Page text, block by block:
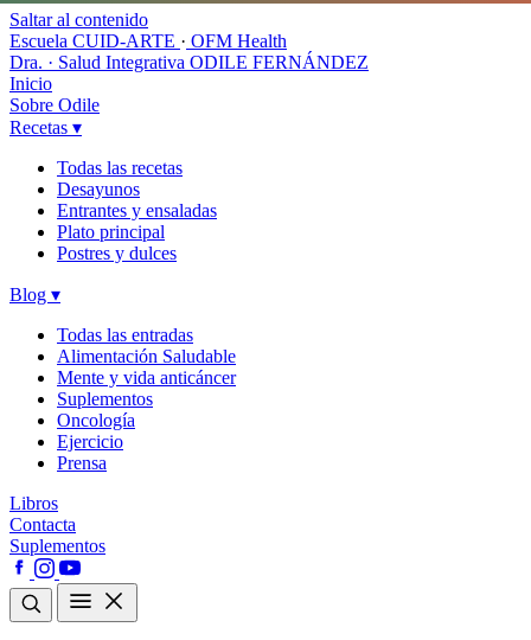
Saltar al contenido
Escuela CUID-ARTE · OFM Health
Dra. · Salud Integrativa ODILE FERNÁNDEZ
Inicio
Sobre Odile
Recetas ▾
Todas las recetas
Desayunos
Entrantes y ensaladas
Plato principal
Postres y dulces
Blog ▾
Todas las entradas
Alimentación Saludable
Mente y vida anticáncer
Suplementos
Oncología
Ejercicio
Prensa
Libros
Contacta
Suplementos